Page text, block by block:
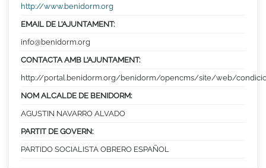
http://www.benidorm.org
EMAIL DE L’AJUNTAMENT:
info@benidorm.org
CONTACTA AMB L’AJUNTAMENT:
http://portal.benidorm.org/benidorm/opencms/site/web/
NOM ALCALDE DE BENIDORM:
AGUSTIN NAVARRO ALVADO
PARTIT DE GOVERN:
PARTIDO SOCIALISTA OBRERO ESPAÑOL